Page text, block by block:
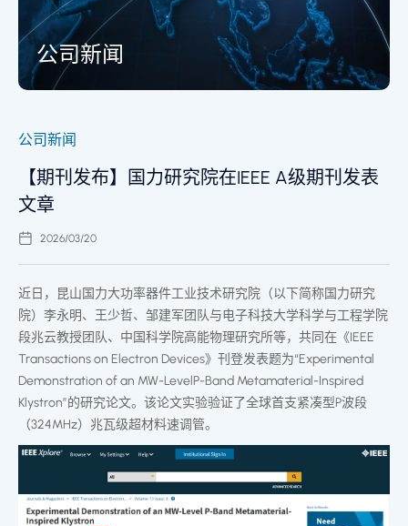
公司新闻
公司新闻
【期刊发布】国力研究院在IEEE A级期刊发表
文章
2026/03/20
近日，昆山国力大功率器件工业技术研究院（以下简称国力研究
院）李永明、王少哲、邹建军团队与电子科技大学科学与工程学院
段兆云教授团队、中国科学院高能物理研究所等，共同在《IEEE
Transactions on Electron Devices》刊登发表题为“Experimental
Demonstration of an MW-LevelP-Band Metamaterial-Inspired
Klystron”的研究论文。该论文实验验证了全球首支紧凑型P波段
（324MHz）兆瓦级超材料速调管。